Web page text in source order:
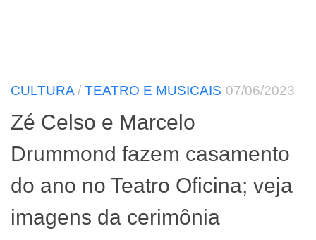
CULTURA / TEATRO E MUSICAIS 07/06/2023
Zé Celso e Marcelo
Drummond fazem casamento
do ano no Teatro Oficina; veja
imagens da cerimônia